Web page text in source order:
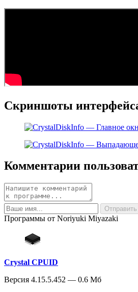
Скриншоты
Комментарии
Программы от Noriyuki Miyazaki
Crystal CPUID
Версия 4.15.5.452 — 0.6 Мб